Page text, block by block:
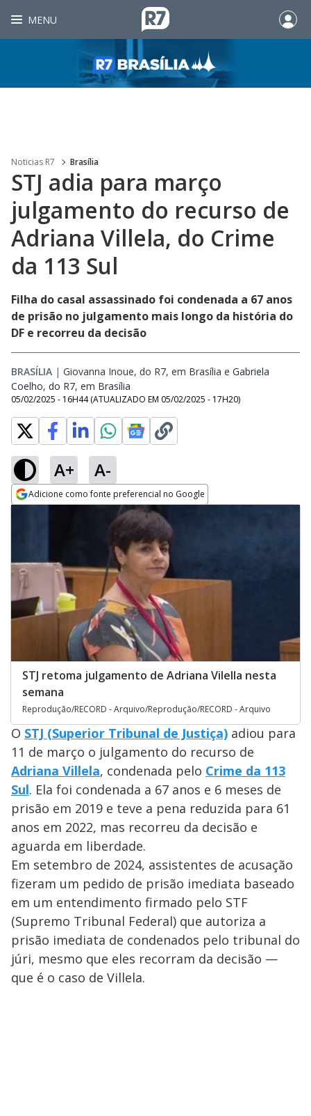
MENU
Noticias R7 Brasília
STJ adia para março
julgamento do recurso de
Adriana Villela, do Crime
da 113 Sul
Filha do casal assassinado foi condenada a 67 anos
de prisão no julgamento mais longo da história do
DF e recorreu da decisão
BRASÍLIA | Giovanna Inoue, do R7, em Brasília e Gabriela
Coelho, do R7, em Brasília
05/02/2025 - 16H44 (ATUALIZADO EM 05/02/2025 - 17H20)
A+ A-
Adicione como fonte preferencial no Google
Opens in new window
STJ retoma julgamento de Adriana Vilella nesta
semana
Reprodução/RECORD - Arquivo/Reprodução/RECORD - Arquivo
O STJ (Superior Tribunal de Justiça) adiou para
11 de março o julgamento do recurso de
Adriana Villela, condenada pelo Crime da 113
Sul. Ela foi condenada a 67 anos e 6 meses de
prisão em 2019 e teve a pena reduzida para 61
anos em 2022, mas recorreu da decisão e
aguarda em liberdade.
Em setembro de 2024, assistentes de acusação
fizeram um pedido de prisão imediata baseado
em um entendimento firmado pelo STF
(Supremo Tribunal Federal) que autoriza a
prisão imediata de condenados pelo tribunal do
júri, mesmo que eles recorram da decisão —
que é o caso de Villela.